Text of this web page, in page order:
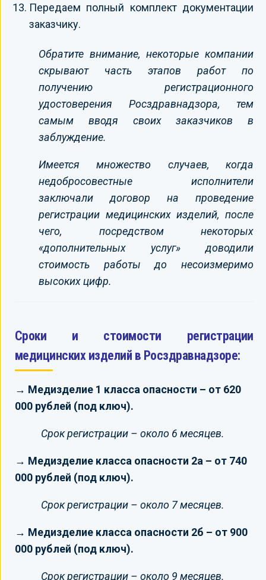
Передаем полный комплект документации
заказчику.
Обратите внимание, некоторые компании
скрывают часть этапов работ по
получению регистрационного
удостоверения Росздравнадзора, тем
самым вводя своих заказчиков в
заблуждение.
Имеется множество случаев, когда
недобросовестные исполнители
заключали договор на проведение
регистрации медицинских изделий, после
чего, посредством некоторых
«дополнительных услуг» доводили
стоимость работы до несоизмеримо
высоких цифр.
Сроки и стоимости регистрации
медицинских изделий в Росздравнадзоре:
→ Медизделие 1 класса опасности – от 620
000 рублей (под ключ).
Срок регистрации – около 6 месяцев.
→ Медизделие класса опасности 2а – от 740
000 рублей (под ключ).
Срок регистрации – около 7 месяцев.
→ Медизделие класса опасности 2б – от 900
000 рублей (под ключ).
Срок регистрации – около 9 месяцев.